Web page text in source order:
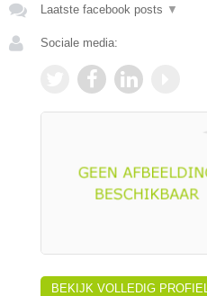
Laatste facebook posts ▼
Sociale media:
BEKIJK VOLLEDIG PROFIEL